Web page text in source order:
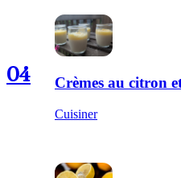
04 Crèmes au citron
Cuisiner